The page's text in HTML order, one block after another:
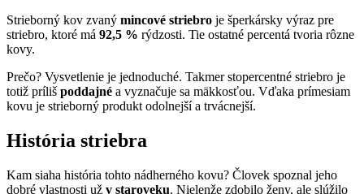
Strieborný kov zvaný mincové striebro je šperkársky výraz pre
striebro, ktoré má 92,5 % rýdzosti. Tie ostatné percentá tvoria rôzne
kovy.
Prečo? Vysvetlenie je jednoduché. Takmer stopercentné striebro je
totiž príliš poddajné a vyznačuje sa mäkkosťou. Vďaka prímesiam
kovu je strieborný produkt odolnejší a trvácnejší.
História striebra
Kam siaha história tohto nádherného kovu? Človek spoznal jeho
dobré vlastnosti už v staroveku. Nielenže zdobilo ženy, ale slúžilo